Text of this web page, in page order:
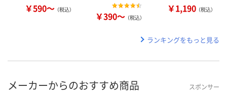
￥590～ （税込）
￥390～ （税込）
￥1,190 （税込）
ランキングをもっと見る
メーカーからのおすすめ商品 スポンサー